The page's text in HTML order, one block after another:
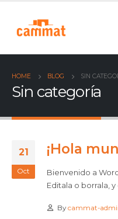
HOME BLOG SIN
Sin categoría
21
Oct
¡Hola
Bienvenido a
Editala o borrala,
By cammat-